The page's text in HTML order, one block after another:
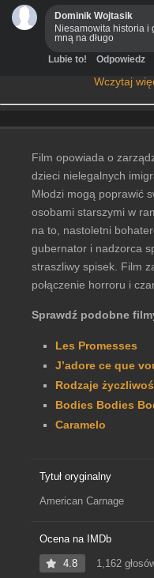
Dominik Wojtasik
Niesamowita historia i
mną na długo
Lubie to! Odpowiedz
Wczytaj
Film opowiada o
dzieci nielegalnych
Młodzi mogą poprawić
osobami starszymi w
na to, nastoletni
gubernator i nadzorca
straszliwy spisek. Film
połączenie horroru i
Sprawdź podobne
Les Promesses
J’adore ce que
Rodzaje
Bodies Bodies
Caramelo
Tytuł oryginalny
American Carnage
Ocena na IMDb
4.8 1,162